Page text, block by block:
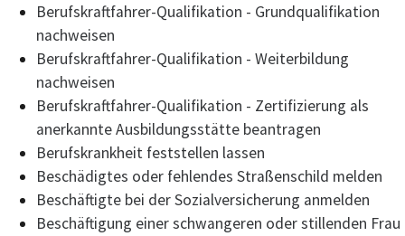
Berufskraftfahrer-Qualifikation - Grundqualifikation
nachweisen
Berufskraftfahrer-Qualifikation - Weiterbildung
nachweisen
Berufskraftfahrer-Qualifikation - Zertifizierung als
anerkannte Ausbildungsstätte beantragen
Berufskrankheit feststellen lassen
Beschädigtes oder fehlendes Straßenschild melden
Beschäftigte bei der Sozialversicherung anmelden
Beschäftigung einer schwangeren oder stillenden Frau